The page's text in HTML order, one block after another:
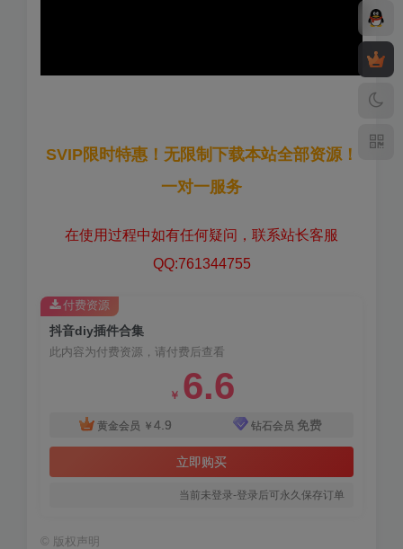
SVIP限时特惠！无限制下载本站全部资源！
一对一服务
在使用过程中如有任何疑问，联系站长客服
QQ:761344755
抖音diy插件合集
此内容为付费资源，请付费后查看
￥ 6.6
黄金会员 ￥ 4.9 钻石会员 免费
立即购买
当前未登录-登录后可永久保存订单
付费资源
© 版权声明